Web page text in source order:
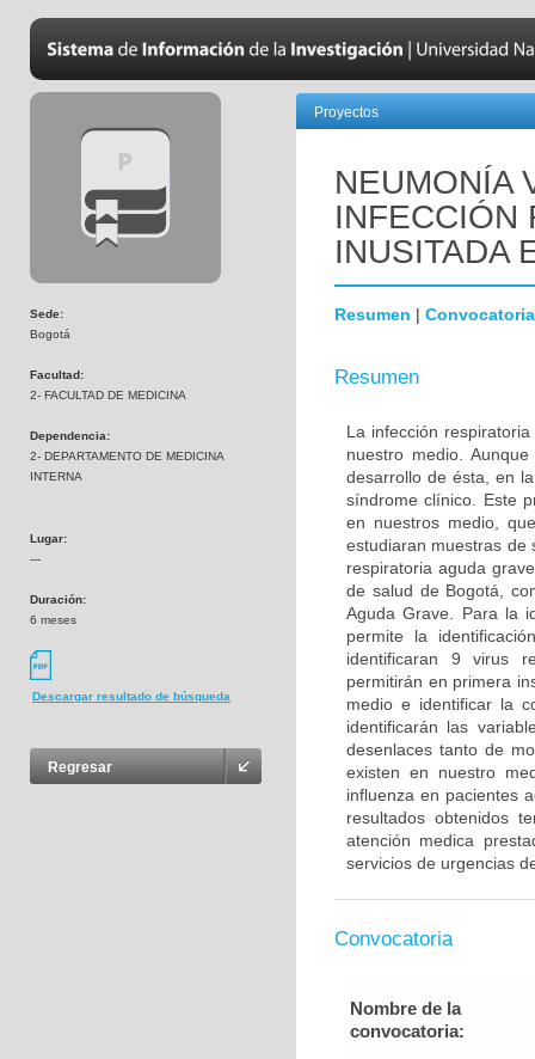
Sede:
Bogotá
Facultad:
2- FACULTAD DE MEDICINA
Dependencia:
2- DEPARTAMENTO DE MEDICINA
INTERNA
Lugar:
---
Duración:
6 meses
Descargar resultado de búsqueda
Regresar
Proyectos
NEUMONÍA
INFECCIÓN
INUSITADA
Resumen | Convocatoria
Resumen
La infección
nuestro medio.
desarrollo de ésta, en
síndrome clínico. Este
en nuestros medio,
estudiaran muestras de
respiratoria aguda
de salud de Bogotá,
Aguda Grave. Para la
permite la
identificaran 9 virus
permitirán en primera
medio e identificar la
identificarán las
desenlaces tanto de
existen en nuestro
influenza en pacientes
resultados obtenidos
atención medica
servicios de urgencias
Convocatoria
Nombre de la
convocatoria: